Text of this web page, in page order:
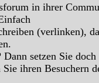
in ihrer
(verlinken),
setzen Sie doch
ihren Besuchern